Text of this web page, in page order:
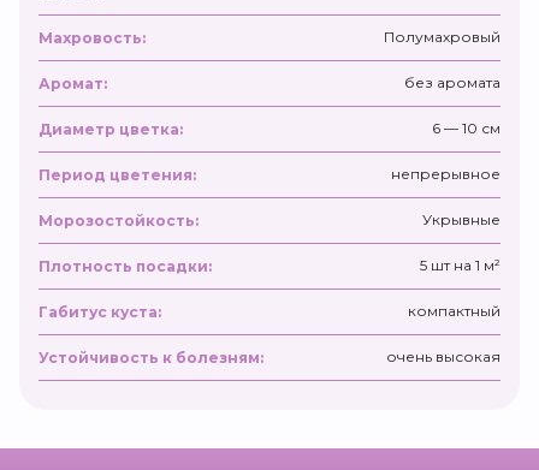
Махровость: Полумахровый
Аромат: без аромата
Диаметр цветка: 6 — 10 см
Период цветения: непрерывное
Морозостойкость: Укрывные
Плотность посадки: 5 шт на 1 м²
Габитус куста: компактный
Устойчивость к болезням: очень высокая